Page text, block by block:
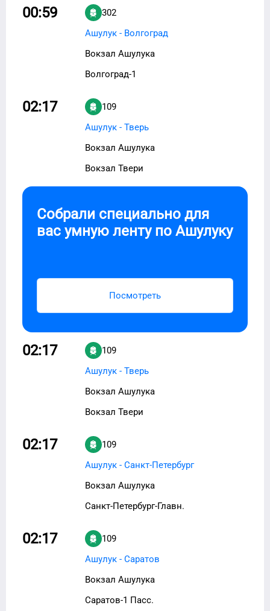
00:59
302
Ашулук - Волгоград
Вокзал Ашулука
Волгоград-1
02:17
109
Ашулук - Тверь
Вокзал Ашулука
Вокзал Твери
Собрали специально для
вас умную ленту по Ашулуку
Посмотреть
02:17
109
Ашулук - Тверь
Вокзал Ашулука
Вокзал Твери
02:17
109
Ашулук - Санкт-Петербург
Вокзал Ашулука
Санкт-Петербург-Главн.
02:17
109
Ашулук - Саратов
Вокзал Ашулука
Саратов-1 Пасс.